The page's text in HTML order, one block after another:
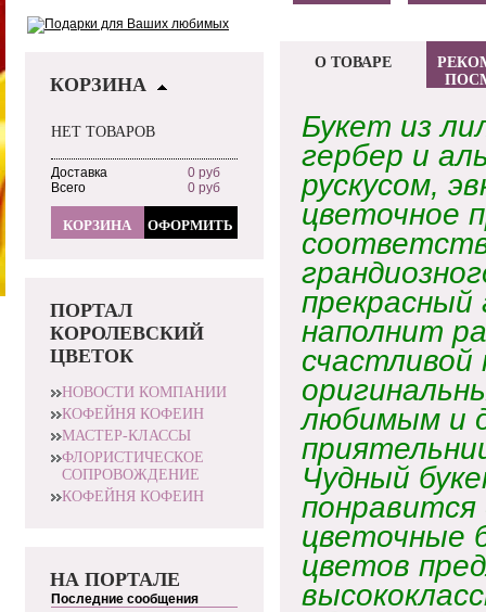
КОРЗИНА
НЕТ ТОВАРОВ
Доставка
0 руб
Всего
0 руб
КОРЗИНА ОФОРМИТЬ
ПОРТАЛ
КОРОЛЕВСКИЙ
ЦВЕТОК
НОВОСТИ КОМПАНИИ
КОФЕЙНЯ КОФЕИН
МАСТЕР-КЛАССЫ
ФЛОРИСТИЧЕСКОЕ
СОПРОВОЖДЕНИЕ
КОФЕЙНЯ КОФЕИН
НА ПОРТАЛЕ
Последние сообщения
О ТОВАРЕ
Букет из
гербер и
рускусом,
цветочное
наполнит
любимым и
Чудный
цветочные
цветов